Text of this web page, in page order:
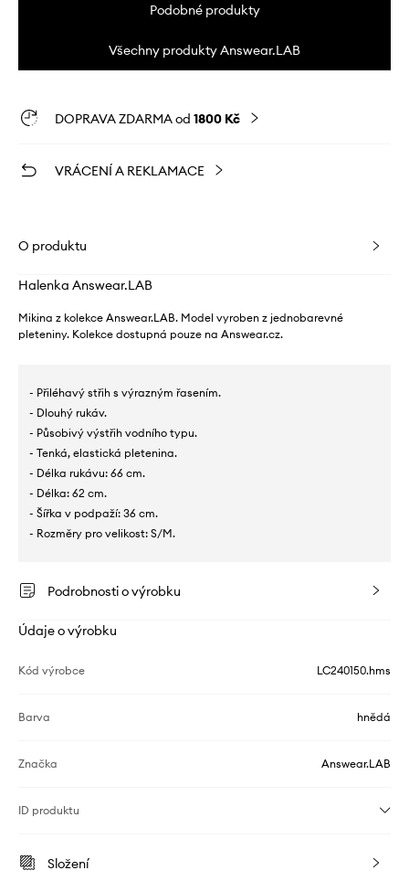
Podobné produkty
Všechny produkty Answear.LAB
DOPRAVA ZDARMA od 1800 Kč
VRÁCENÍ A REKLAMACE
O produktu
Halenka Answear.LAB
Mikina z kolekce Answear.LAB. Model vyroben z jednobarevné
pleteniny. Kolekce dostupná pouze na Answear.cz.
- Přiléhavý střih s výrazným řasením.
- Dlouhý rukáv.
- Působivý výstřih vodního typu.
- Tenká, elastická pletenina.
- Délka rukávu: 66 cm.
- Délka: 62 cm.
- Šířka v podpaží: 36 cm.
- Rozměry pro velikost: S/M.
Podrobnosti o výrobku
Údaje o výrobku
Kód výrobce LC240150.hms
Barva hnědá
Značka Answear.LAB
ID produktu
Složení